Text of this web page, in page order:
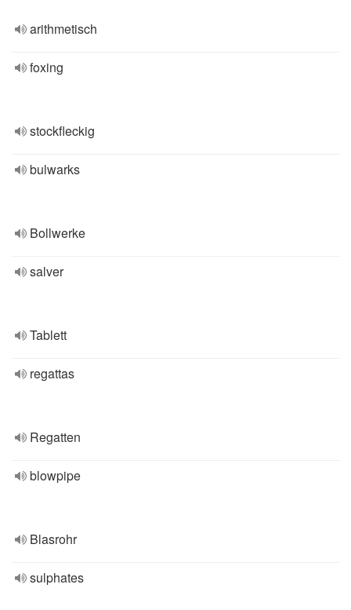
arithmetisch
foxing
stockfleckig
bulwarks
Bollwerke
salver
Tablett
regattas
Regatten
blowpipe
Blasrohr
sulphates